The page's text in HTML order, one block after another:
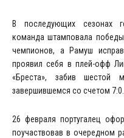
В последующих сезонах
команда штамповала
чемпионов, а Рамуш
проявил себя в плей-офф
«Бреста», забив шестой
завершившемся со счетом 7:0.
26 февраля португалец
поучаствовав в очередном